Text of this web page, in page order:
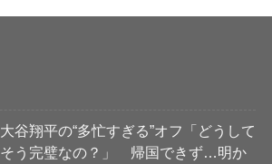
大谷翔平の“多忙すぎる”オフ「どうして
そう完璧なの？」 帰国できず…明か